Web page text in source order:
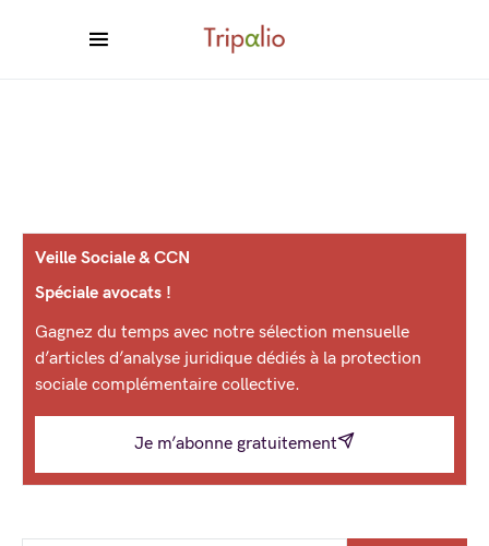
Veille Sociale & CCN
Spéciale avocats !
Gagnez du temps avec notre sélection mensuelle
d’articles d’analyse juridique dédiés à la protection
sociale complémentaire collective.
Je m’abonne gratuitement